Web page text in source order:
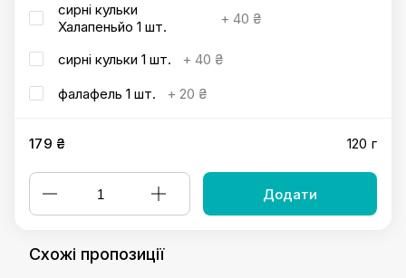
сирні кульки
Халапеньйо 1 шт.
+ 40 ₴
сирні кульки 1 шт. + 40 ₴
фалафель 1 шт.
+ 20 ₴
179 ₴ 120 г
Додати
Схожі пропозиції